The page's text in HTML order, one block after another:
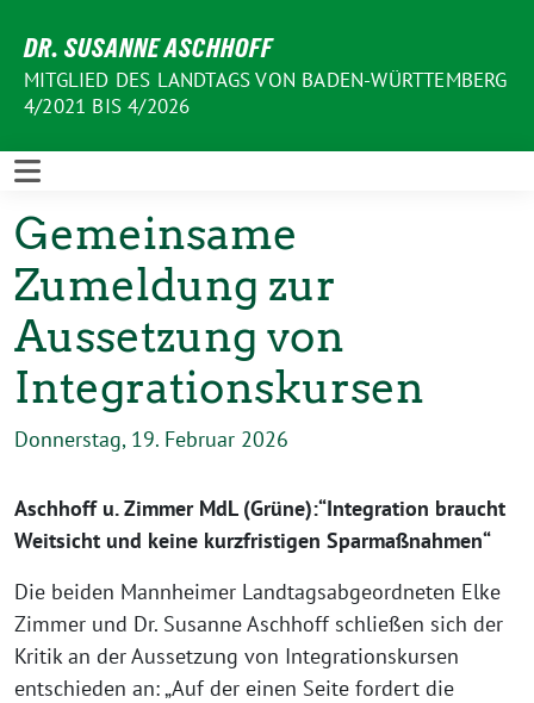
zum
Inhalt
DR. SUSANNE ASCHHOFF
MITGLIED DES LANDTAGS VON BADEN-WÜRTTEMBERG
4/2021 BIS 4/2026
Gemeinsame
Zumeldung zur
Aussetzung von
Integrationskursen
Donnerstag, 19. Februar 2026
Aschhoff u. Zimmer MdL (Grüne):“Integration braucht
Weitsicht und keine kurzfristigen Sparmaßnahmen“
Die beiden Mannheimer Landtagsabgeordneten Elke
Zimmer und Dr. Susanne Aschhoff schließen sich der
Kritik an der Aussetzung von Integrationskursen
entschieden an: „Auf der einen Seite fordert die